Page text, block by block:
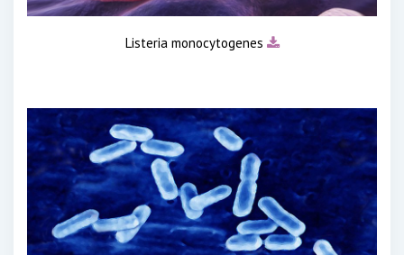
Listeria monocytogenes